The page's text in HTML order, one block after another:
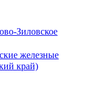
Зиловское
железные
край)